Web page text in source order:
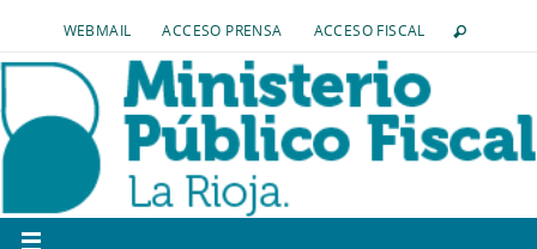
WEBMAIL ACCESO PRENSA ACCESO FISCAL